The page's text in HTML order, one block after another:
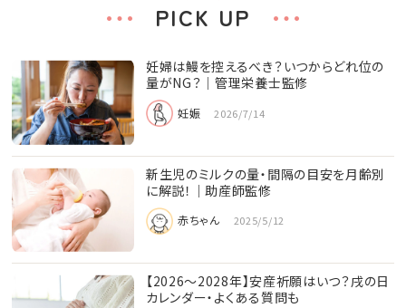
PICK UP
妊婦は鰻を控えるべき？いつからどれ位の
量がNG？│管理栄養士監修
妊娠 2026/7/14
新生児のミルクの量・間隔の目安を月齢別
に解説！｜助産師監修
赤ちゃん 2025/5/12
【2026〜2028年】安産祈願はいつ？戌の日
カレンダー・よくある質問も